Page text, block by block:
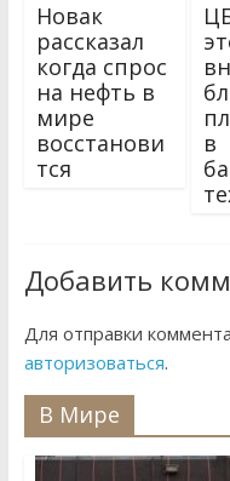
Новак
рассказал
когда спрос
на нефть в
мире
восстанови
тся
в
Добавить
Для отправки
авторизоваться.
В Мире